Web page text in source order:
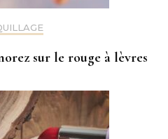
sur le rouge à lèvres